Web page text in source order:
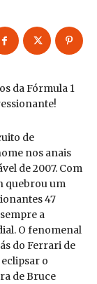
da Fórmula 1
de
nos anais
de 2007. Com
quebrou um
47
a
O fenomenal
do Ferrari de
o
de Bruce